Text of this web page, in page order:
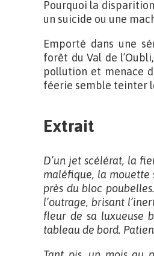
Pourquoi la
un suicide ou une
Emporté dans une
forêt du Val de
pollution et menace
féerie semble teinter
Extrait
D’un jet scélérat, la
maléfique, la mouette
près du bloc
l’outrage, brisant
fleur de sa luxueuse
tableau de bord.